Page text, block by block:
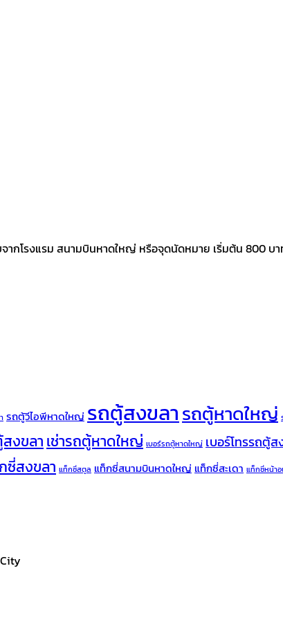
กโรงแรม สนามบินหาดใหญ่ หรือจุดนัดหมาย เริ่มต้น 800 บา
รถตู้วีไอพีหาดใหญ่ รถตู้สงขลารถตู้หาดใหญ่
สงขลาเช่ารถตู้หาดใหญ่ เบอร์รถตู้หาดใหญ่ เบอร์โทรรถตู้ส
ซี่สงขลา แท็กซี่สตูล แท็กซี่สนามบินหาดใหญ่ แท็กซี่สะเดา แท็กซี่หน้า